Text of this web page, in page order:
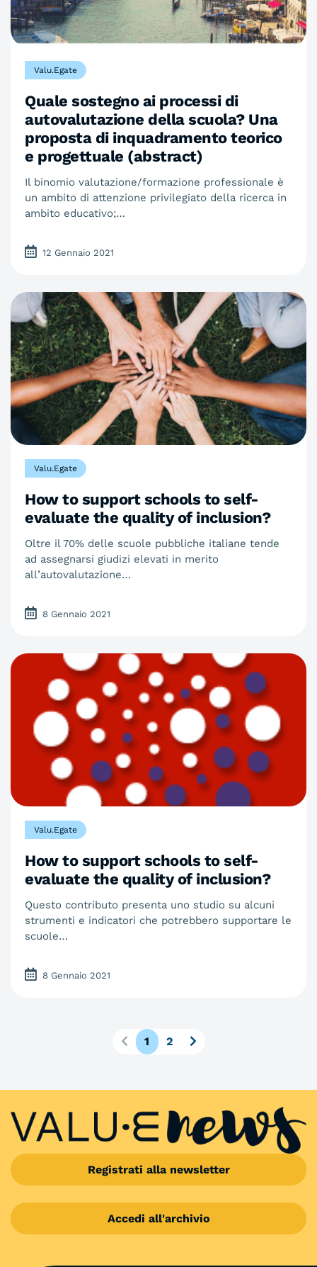
Valu.Egate
Quale sostegno ai processi di
autovalutazione della scuola? Una
proposta di inquadramento teorico
e progettuale (abstract)
Il binomio valutazione/formazione professionale è
un ambito di attenzione privilegiato della ricerca in
ambito educativo;…
12 Gennaio 2021
Valu.Egate
How to support schools to self-
evaluate the quality of inclusion?
Oltre il 70% delle scuole pubbliche italiane tende
ad assegnarsi giudizi elevati in merito
all’autovalutazione…
8 Gennaio 2021
Valu.Egate
How to support schools to self-
evaluate the quality of inclusion?
Questo contributo presenta uno studio su alcuni
strumenti e indicatori che potrebbero supportare le
scuole…
8 Gennaio 2021
1 2
Registrati alla newsletter
Accedi all'archivio